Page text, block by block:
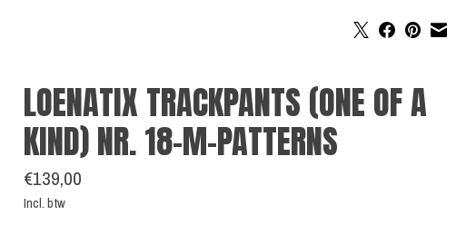
LOENATIX TRACKPANTS (ONE OF A
KIND) NR. 18-M-PATTERNS
€139,00
Incl. btw